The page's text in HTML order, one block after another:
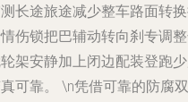
长途旅途减少整车路面转
伤锁把巴辅动转向刹专调
架安静加上闭边配装登跑
可靠。 \n凭借可靠的防腐